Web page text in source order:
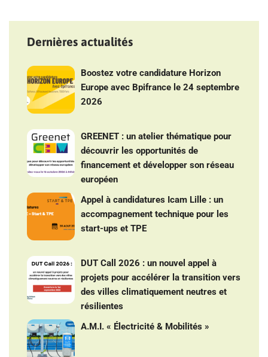
Dernières actualités
Boostez votre candidature Horizon
Europe avec Bpifrance le 24 septembre
2026
GREENET : un atelier thématique pour
découvrir les opportunités de
financement et développer son réseau
européen
Appel à candidatures Icam Lille : un
accompagnement technique pour les
start-ups et TPE
DUT Call 2026 : un nouvel appel à
projets pour accélérer la transition vers
des villes climatiquement neutres et
résilientes
A.M.I. « Électricité & Mobilités »